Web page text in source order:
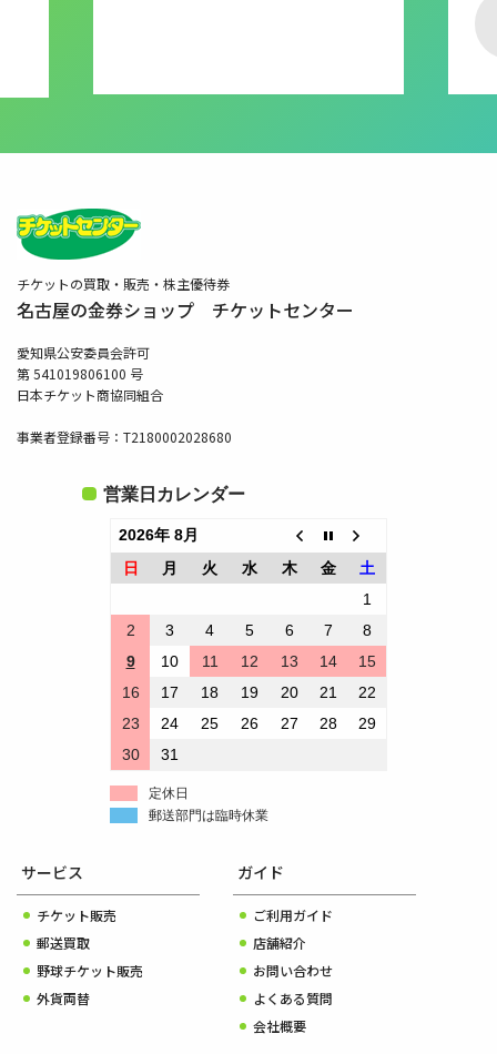
チケットの買取・販売・株主優待券
名古屋の金券ショップ チケットセンター
愛知県公安委員会許可
第 541019806100 号
日本チケット商協同組合
事業者登録番号：T2180002028680
営業日カレンダー
2026年 8月
日
月 火 水 木 金
土
1
2
3 4 5 6 7
8
9
10 11 12 13 14
15
16
17 18 19 20 21
22
23
24 25 26 27 28
29
30
31
定休日
郵送部門は臨時休業
サービス
チケット販売
郵送買取
野球チケット販売
外貨両替
ガイド
ご利用ガイド
店舗紹介
お問い合わせ
よくある質問
会社概要